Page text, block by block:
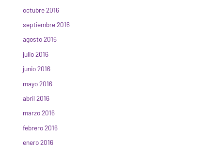
octubre 2016
septiembre 2016
agosto 2016
julio 2016
junio 2016
mayo 2016
abril 2016
marzo 2016
febrero 2016
enero 2016